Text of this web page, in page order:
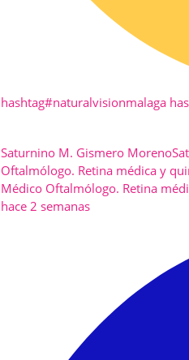
hashtag#naturalvisionmalaga
Saturnino M. Gismero Moreno
Oftalmólogo. Retina médica y
Médico Oftalmólogo. Retina
hace 2 semanas